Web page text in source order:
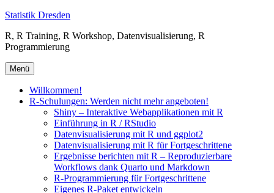
Zum
springen
Statistik Dresden
R, R Training, R Workshop, Datenvisualisierung, R
Programmierung
Menü
Willkommen!
R-Schulungen: Werden nicht mehr angeboten!
Shiny – Interaktive Webapplikationen mit R
Einführung in R / RStudio
Datenvisualisierung mit R und ggplot2
Datenvisualisierung mit R für Fortgeschrittene
Ergebnisse berichten mit R – Reproduzierbare
Workflows dank Quarto und Markdown
R-Programmierung für Fortgeschrittene
Eigenes R-Paket entwickeln